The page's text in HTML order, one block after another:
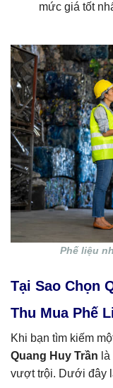
mức giá tốt
Phế liệu
Tại Sao Chọn
Thu Mua Phế
Khi bạn tìm kiếm
Quang Huy Trần
vượt trội. Dưới đây